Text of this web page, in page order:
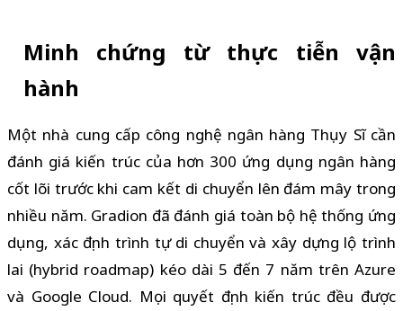
Minh chứng từ thực tiễn vận
hành
Một nhà cung cấp công nghệ ngân hàng Thụy Sĩ cần
đánh giá kiến trúc của hơn 300 ứng dụng ngân hàng
cốt lõi trước khi cam kết di chuyển lên đám mây trong
nhiều năm. Gradion đã đánh giá toàn bộ hệ thống ứng
dụng, xác định trình tự di chuyển và xây dựng lộ trình
lai (hybrid roadmap) kéo dài 5 đến 7 năm trên Azure
và Google Cloud. Mọi quyết định kiến trúc đều được